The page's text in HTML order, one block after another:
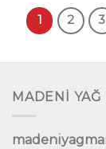
1 2 3
MADENİ